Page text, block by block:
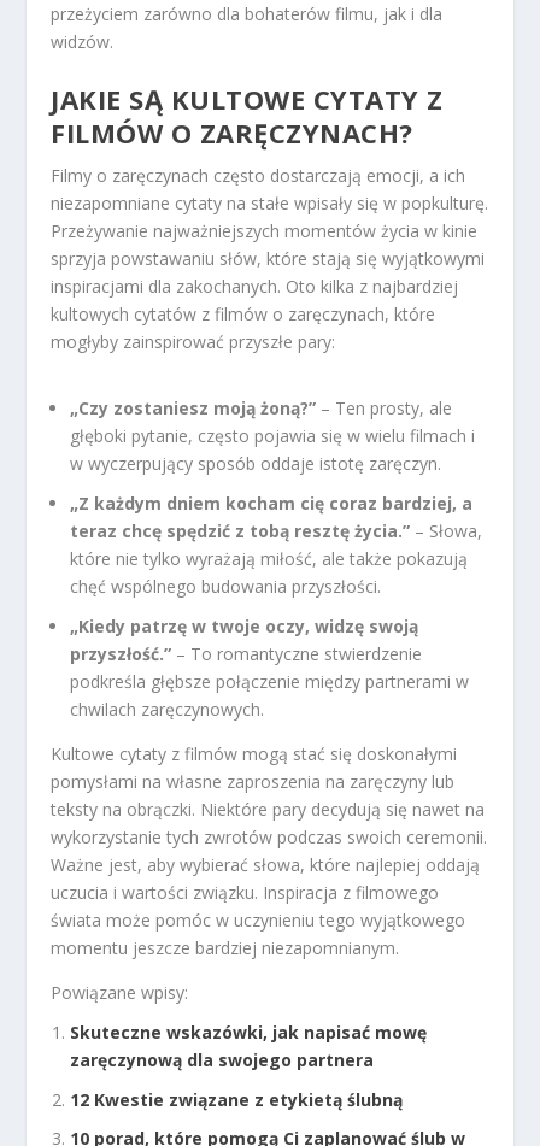
przeżyciem zarówno dla bohaterów filmu, jak i dla
widzów.
JAKIE SĄ KULTOWE CYTATY Z
FILMÓW O ZARĘCZYNACH?
Filmy o zaręczynach często dostarczają emocji, a ich
niezapomniane cytaty na stałe wpisały się w popkulturę.
Przeżywanie najważniejszych momentów życia w kinie
sprzyja powstawaniu słów, które stają się wyjątkowymi
inspiracjami dla zakochanych. Oto kilka z najbardziej
kultowych cytatów z filmów o zaręczynach, które
mogłyby zainspirować przyszłe pary:
„Czy zostaniesz moją żoną?” – Ten prosty, ale
głęboki pytanie, często pojawia się w wielu filmach i
w wyczerpujący sposób oddaje istotę zaręczyn.
„Z każdym dniem kocham cię coraz bardziej, a
teraz chcę spędzić z tobą resztę życia.” – Słowa,
które nie tylko wyrażają miłość, ale także pokazują
chęć wspólnego budowania przyszłości.
„Kiedy patrzę w twoje oczy, widzę swoją
przyszłość.” – To romantyczne stwierdzenie
podkreśla głębsze połączenie między partnerami w
chwilach zaręczynowych.
Kultowe cytaty z filmów mogą stać się doskonałymi
pomysłami na własne zaproszenia na zaręczyny lub
teksty na obrączki. Niektóre pary decydują się nawet na
wykorzystanie tych zwrotów podczas swoich ceremonii.
Ważne jest, aby wybierać słowa, które najlepiej oddają
uczucia i wartości związku. Inspiracja z filmowego
świata może pomóc w uczynieniu tego wyjątkowego
momentu jeszcze bardziej niezapomnianym.
Powiązane wpisy:
Skuteczne wskazówki, jak napisać mowę
zaręczynową dla swojego partnera
12 Kwestie związane z etykietą ślubną
10 porad, które pomogą Ci zaplanować ślub w